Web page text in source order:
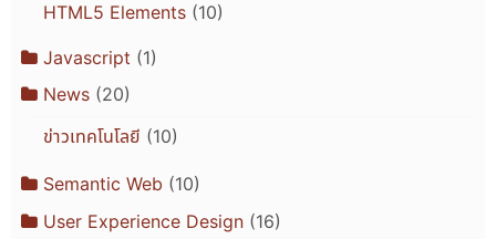
HTML5 Elements(10)
Javascript (1)
News(20)
ข่าวเทคโนโลยี (10)
Semantic Web (10)
User Experience Design(16)